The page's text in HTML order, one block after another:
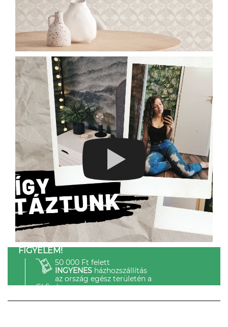
FIGYELEM!
50 000 Ft felett
INGYENESházhozszállítás
az ország egész területén a
GLS-el.